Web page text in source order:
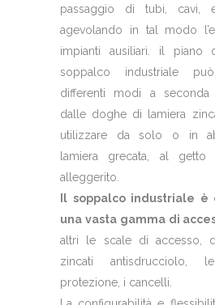
passaggio di tubi, cavi,
agevolando in tal modo
impianti ausiliari. il piano
soppalco industriale
differenti modi a seconda
dalle doghe di lamiera
utilizzare da solo o in
lamiera grecata, al getto
alleggerito.
Il soppalco industriale è
una vasta gamma di
altri le scale di accesso,
zincati antisdrucciolo,
protezione, i cancelli.